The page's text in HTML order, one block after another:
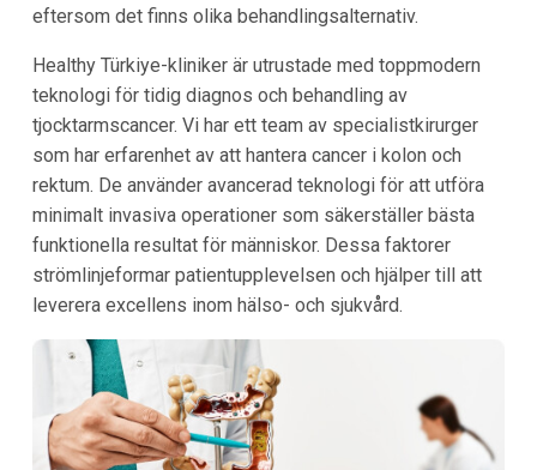
eftersom det finns olika behandlingsalternativ.
Healthy Türkiye-kliniker är utrustade med toppmodern
teknologi för tidig diagnos och behandling av
tjocktarmscancer. Vi har ett team av specialistkirurger
som har erfarenhet av att hantera cancer i kolon och
rektum. De använder avancerad teknologi för att utföra
minimalt invasiva operationer som säkerställer bästa
funktionella resultat för människor. Dessa faktorer
strömlinjeformar patientupplevelsen och hjälper till att
leverera excellens inom hälso- och sjukvård.